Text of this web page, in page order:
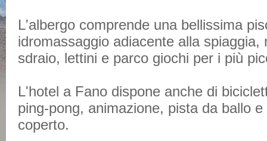
L'albergo comprende una bellissima
idromassaggio adiacente alla spiaggia,
sdraio, lettini e parco giochi per i più
L'hotel a Fano dispone anche di
ping-pong, animazione, pista da ballo
coperto.